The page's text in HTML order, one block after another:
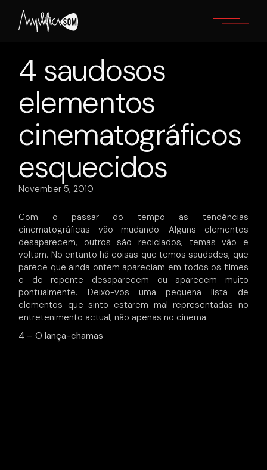
content
4 saudosos
elementos
cinematográficos
esquecidos
November 5, 2010
Com o passar do tempo as tendências
cinematográficas vão mudando. Alguns elementos
desaparecem, outros são reciclados, temas vão e
voltam. No entanto há coisas que temos saudades, que
parece que ainda ontem apareciam em todos os filmes
e de repente desaparecem ou aparecem muito
pontualmente. Deixo-vos uma pequena lista de
elementos que sinto estarem mal representadas no
entretenimento actual, não apenas no cinema.
4 – O lança-chamas